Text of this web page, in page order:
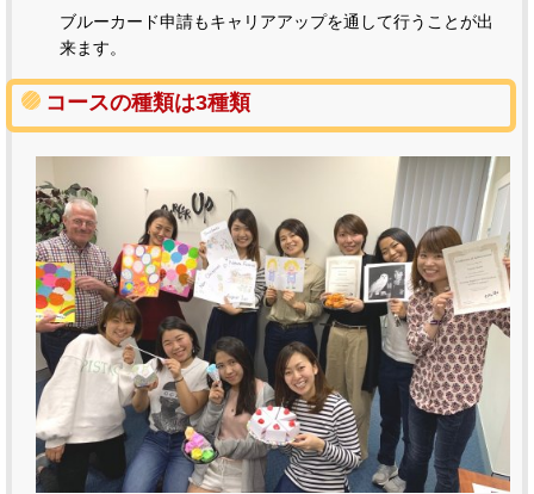
ブルーカード申請もキャリアアップを通して行うことが出
来ます。
コースの種類は3種類